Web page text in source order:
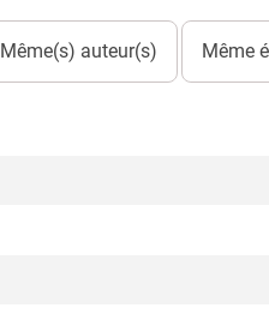
Même(s) auteur(s) Même